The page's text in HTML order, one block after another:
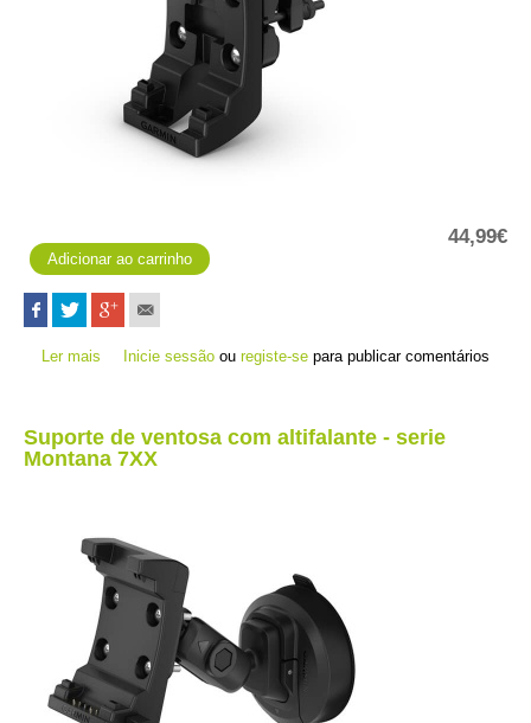
44,99€
Ler mais acerca de Suporte para guiador de bicicleta - serie Montana
Inicie sessão ouregiste-se para publicar comentários
Suporte de ventosa com altifalante - serie
Montana 7XX